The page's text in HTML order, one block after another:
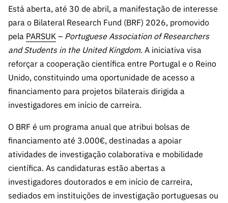
Subscrever
Direct Mail
Concursos
Comunicado
Aquisição
de
Serviços e
Parcerias
Consultas
públicas
Manifesta
FCCN,
serviços
digitais da
Canais de
Denúncia
Está aberta, até 30 de abril, a manifestação de interesse
para o Bilateral Research Fund (BRF) 2026, promovido
pela PARSUK – Portuguese Association of Researchers
and Students in the United Kingdom. A iniciativa visa
reforçar a cooperação científica entre Portugal e o Reino
Unido, constituindo uma oportunidade de acesso a
financiamento para projetos bilaterais dirigida a
investigadores em início de carreira.
O BRF é um programa anual que atribui bolsas de
financiamento até 3.000€, destinadas a apoiar
atividades de investigação colaborativa e mobilidade
científica. As candidaturas estão abertas a
investigadores doutorados e em início de carreira,
sediados em instituições de investigação portuguesas ou